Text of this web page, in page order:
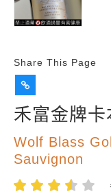
Share This Page
禾富金牌
Wolf Blass
Sauvignon